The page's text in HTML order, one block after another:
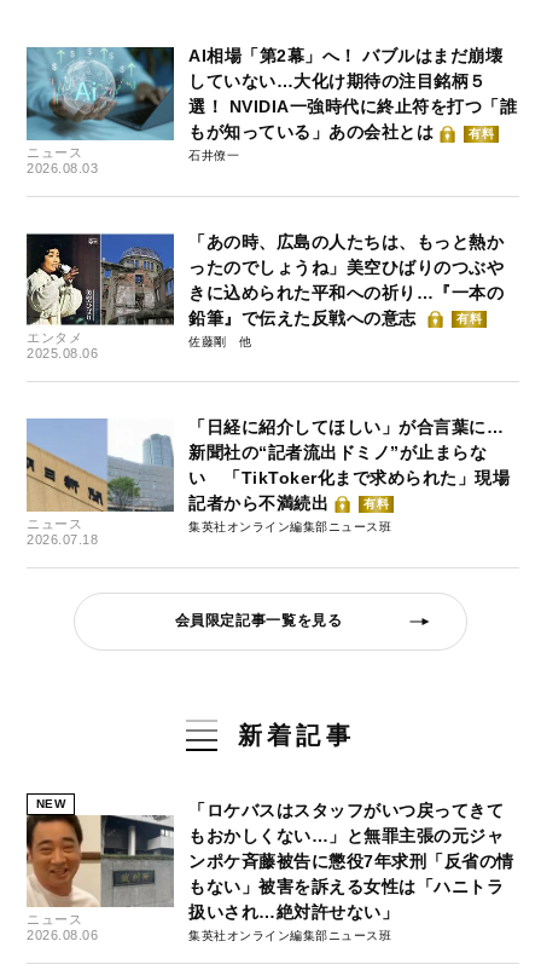
ニュース
2026.08.03
AI相場「第2幕」へ！ バブルはまだ崩壊
していない…大化け期待の注目銘柄５
選！ NVIDIA一強時代に終止符を打つ「誰
もが知っている」あの会社とは
有料
石井僚一
エンタメ
2025.08.06
「あの時、広島の人たちは、もっと熱か
ったのでしょうね」美空ひばりのつぶや
きに込められた平和への祈り…『一本の
鉛筆』で伝えた反戦への意志
有料
佐藤剛
ニュース
2026.07.18
「日経に紹介してほしい」が合言葉に…
新聞社の“記者流出ドミノ”が止まらな
い 「TikToker化まで求められた」現場
記者から不満続出
有料
集英社オンライン編集部ニュース班
会員限定記事一覧を見る
新着記事
NEW
ニュース
2026.08.06
「ロケバスはスタッフがいつ戻ってきて
もおかしくない…」と無罪主張の元ジャ
ンポケ斉藤被告に懲役7年求刑「反省の情
もない」被害を訴える女性は「ハニトラ
扱いされ…絶対許せない」
集英社オンライン編集部ニュース班